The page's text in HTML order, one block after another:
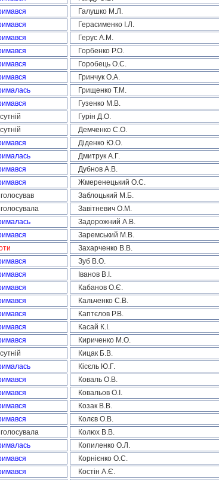
Галушко М.Л.
Герасименко І.Л.
Герус А.М.
Горбенко Р.О.
Горобець О.С.
Гринчук О.А.
Грищенко Т.М.
Гузенко М.В.
Гурін Д.О.
Демченко С.О.
Діденко Ю.О.
Дмитрук А.Г.
Дубнов А.В.
Жмеренецький О.С.
Заблоцький М.Б.
Завітневич О.М.
Задорожний А.В.
Заремський М.В.
Захарченко В.В.
Зуб В.О.
Іванов В.І.
Кабанов О.Є.
Кальченко С.В.
Каптєлов Р.В.
Касай К.І.
Кириченко М.О.
Кицак Б.В.
Кісєль Ю.Г.
Коваль О.В.
Ковальов О.І.
Козак В.В.
Колєв О.В.
Колюх В.В.
Копиленко О.Л.
Корнієнко О.С.
Костін А.Є.